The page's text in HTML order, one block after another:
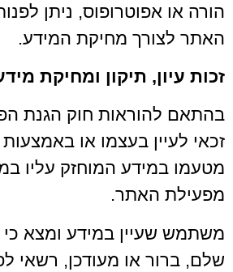
הורה או אפוטרופוס, ניתן
האתר לצורך מחיקת המידע.
זכות עיון, תיקון ומחיקת
בהתאם להוראות חוק הגנת
זכאי לעיין בעצמו או
מטעמו במידע המוחזק עליו
מפעילת האתר.
משתמש שעיין במידע ומצא כי
שלם, ברור או מעודכן, רשאי